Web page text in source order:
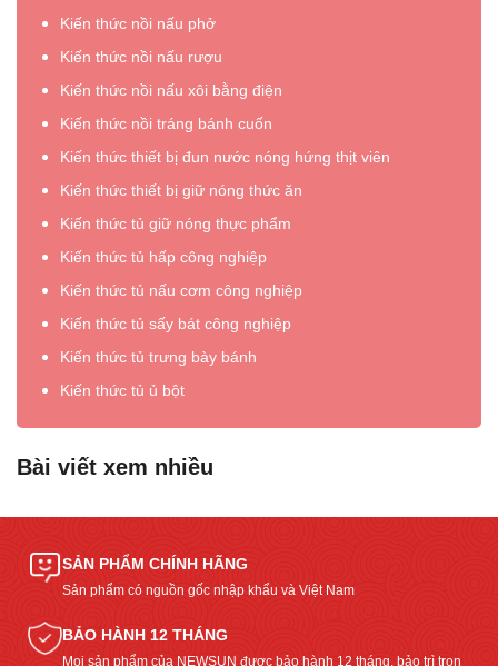
Kiến thức nồi nấu phở
Kiến thức nồi nấu rượu
Kiến thức nồi nấu xôi bằng điện
Kiến thức nồi tráng bánh cuốn
Kiến thức thiết bị đun nước nóng hứng thịt viên
Kiến thức thiết bị giữ nóng thức ăn
Kiến thức tủ giữ nóng thực phẩm
Kiến thức tủ hấp công nghiệp
Kiến thức tủ nấu cơm công nghiệp
Kiến thức tủ sấy bát công nghiệp
Kiến thức tủ trưng bày bánh
Kiến thức tủ ủ bột
Bài viết xem nhiều
SẢN PHẨM CHÍNH HÃNG
Sản phẩm có nguồn gốc nhập khẩu và Việt Nam
BẢO HÀNH 12 THÁNG
Mọi sản phẩm của NEWSUN được bảo hành 12 tháng, bảo trì trọn